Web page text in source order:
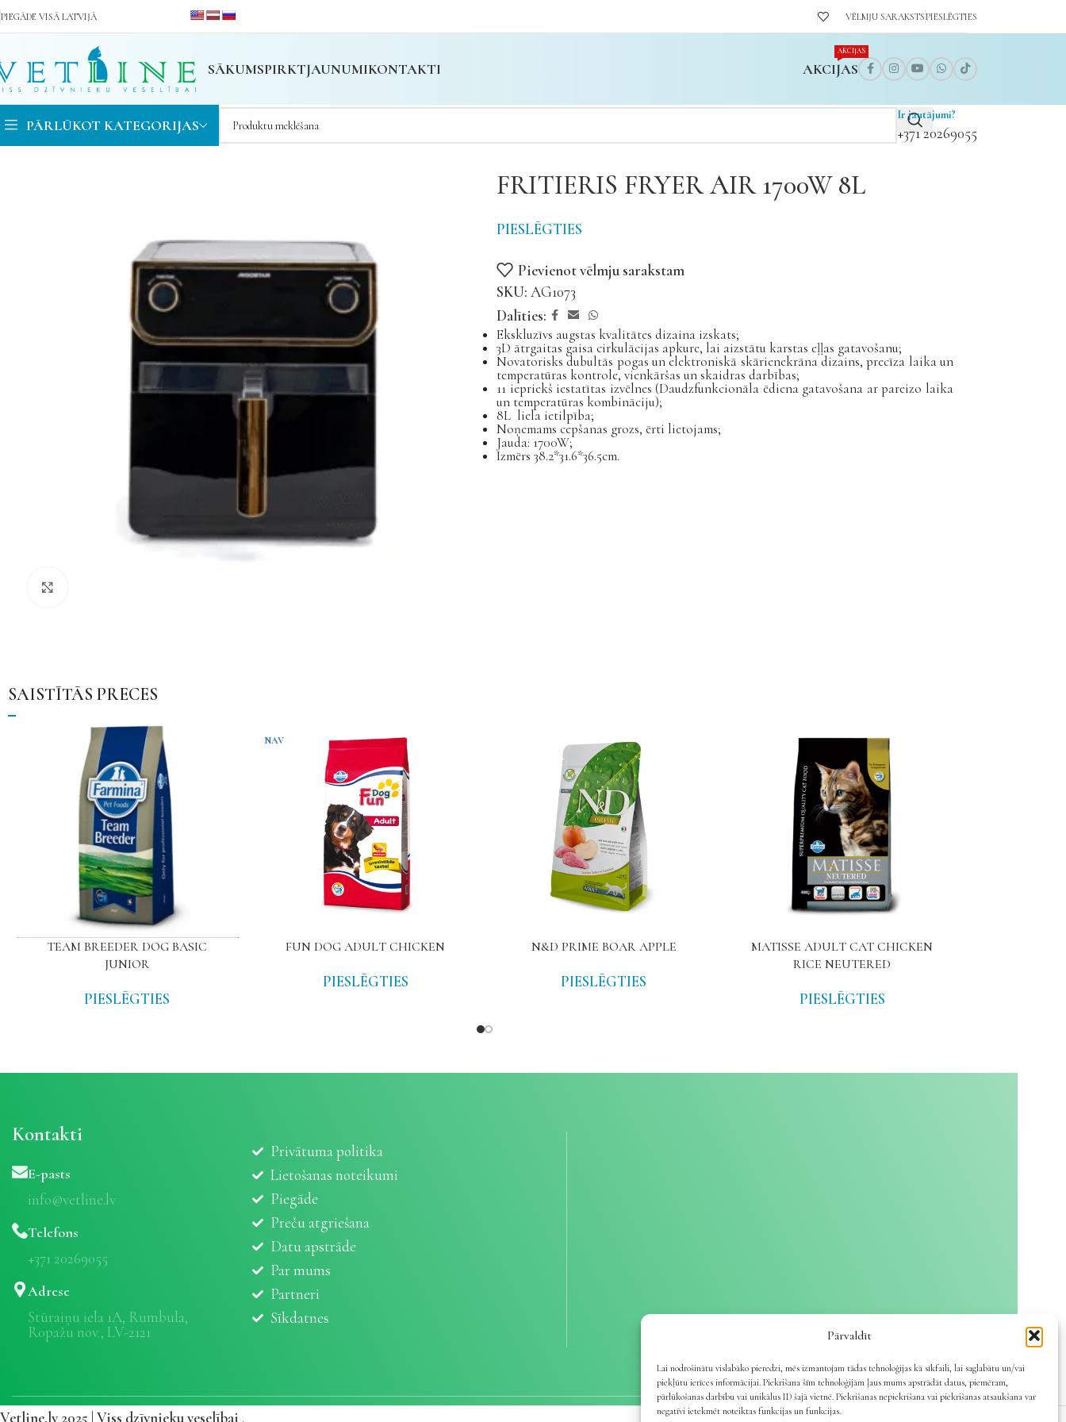
Pārvaldīt
Lai nodrošinātu vislabāko pieredzi, mēs izmantojam tādas tehnoloģijas kā sīkfaili, lai saglabātu un/vai
piekļūtu ierīces informācijai. Piekrišana šīm tehnoloģijām ļaus mums apstrādāt datus, piemēram,
pārlūkošanas darbību vai unikālus ID šajā vietnē. Piekrišanas nepiekrišana vai piekrišanas atsaukšana var
negatīvi ietekmēt noteiktas funkcijas un funkcijas.
PIEGĀDE VISĀ LATVIJĀ VĒLMJU SARAKSTSPIESLĒGTIES
SĀKUMSPIRKTJAUNUMIKONTAKTI AKCIJAS
AKCIJAS
PĀRLŪKOT KATEGORIJAS
Ir jautājumi?
+371 20269055
FRITIERIS FRYER AIR 1700W 8L
PIESLĒGTIES
Pievienot vēlmju sarakstam
SKU: AG1073
Dalīties:
Ekskluzīvs augstas kvalitātes dizaina izskats;
3D ātrgaitas gaisa cirkulācijas apkure, lai aizstātu karstas eļļas gatavošanu;
Novatorisks dubultās pogas un elektroniskā skārienekrāna dizains, precīza laika un
temperatūras kontrole, vienkāršas un skaidras darbības;
11 iepriekš iestatītas izvēlnes (Daudzfunkcionāla ēdiena gatavošana ar pareizo laika
un temperatūras kombināciju);
8L liela ietilpība;
Noņemams cepšanas grozs, ērti lietojams;
Jauda: 1700W;
Izmērs 38.2*31.6*36.5cm.
SAISTĪTĀS PRECES
TEAM BREEDER DOG BASIC
JUNIOR
PIESLĒGTIES
NAV
FUN DOG ADULT CHICKEN
PIESLĒGTIES
N&D PRIME BOAR APPLE
PIESLĒGTIES
MATISSE ADULT CAT CHICKEN
RICE NEUTERED
PIESLĒGTIES
Kontakti
E-pasts
info@vetline.lv
Telefons
+371 20269055
Adrese
Stūraiņu iela 1A, Rumbula,
Ropažu nov., LV-2121
Privātuma politika
Lietošanas noteikumi
Piegāde
Preču atgriešana
Datu apstrāde
Par mums
Partneri
Sīkdatnes
Vetline.lv 2025 | Viss dzīvnieku veselībai .